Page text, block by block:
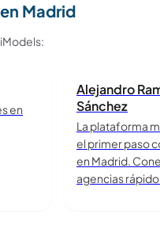
Madrid
en
Alejandro
Sánchez
La plataforma
el primer paso
en Madrid.
agencias